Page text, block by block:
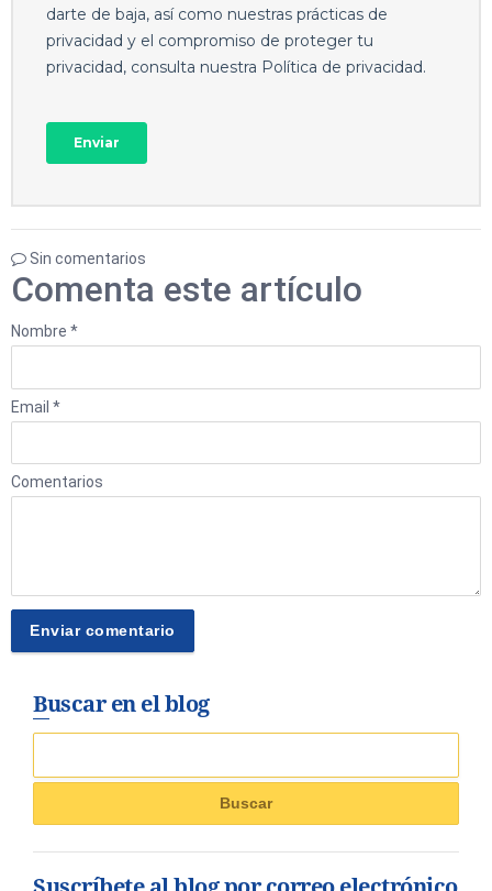
Sin comentarios
Comenta este artículo
Nombre *
Email *
Comentarios
Buscar en el blog